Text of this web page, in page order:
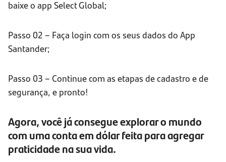
baixe o app Select Global;
Passo 02 – Faça login com os seus dados do App
Santander;
Passo 03 – Continue com as etapas de cadastro e de
segurança, e pronto!
Agora, você já consegue explorar o mundo
com uma conta em dólar feita para agregar
praticidade na sua vida.